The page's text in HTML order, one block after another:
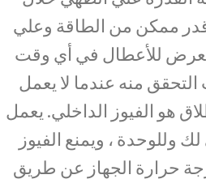
ممكن من الطاقة وعلي
للأعطال في أي وقت
منه عندما لا يعمل
هو الفيوز الداخلي. يعمل
وللوحدة ، ويمنع الفيوز
حرارة الجهاز عن طريق